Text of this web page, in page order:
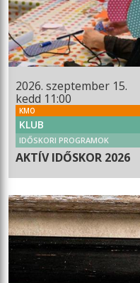
2026. szeptember 15.
kedd 11:00
KMO
KLUB
IDŐSKORI PROGRAMOK
AKTÍV IDŐSKOR 2026